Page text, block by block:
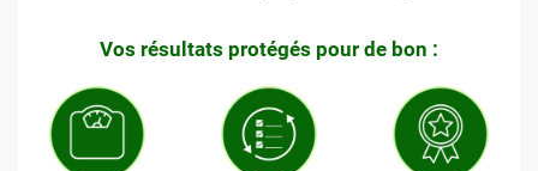
Vos résultats protégés pour de bon :